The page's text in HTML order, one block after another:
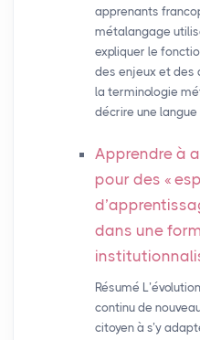
apprenants
métalangage
expliquer le
des enjeux et des
la terminologie
décrire une langue
Apprendre à
pour des «
dans une
Résumé
continu de
citoyen à s’y